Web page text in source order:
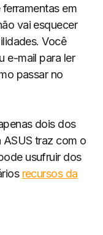
em
vai esquecer
Você
e-mail para ler
passar no
dois dos
traz com o
usufruir dos
recursos da